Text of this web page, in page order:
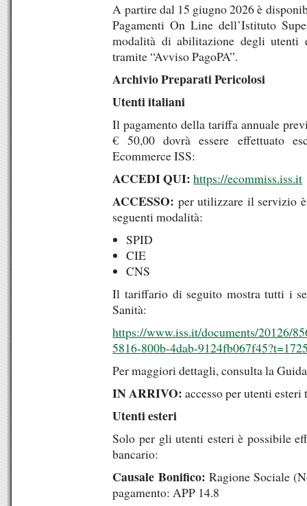
A partire dal 15 giugno 2026 è
Pagamenti On Line dell’Istituto
modalità di abilitazione degli utenti
tramite “Avviso PagoPA”.
Archivio Preparati Pericolosi
Utenti italiani
Il pagamento della tariffa annuale
€ 50,00 dovrà essere effettuato
Ecommerce ISS:
ACCEDI QUI: https://ecommiss.iss.it
ACCESSO: per utilizzare il servizio
seguenti modalità:
SPID
CIE
CNS
Il tariffario di seguito mostra tutti i
Sanità:
https://www.iss.it/documents/20126/
5816-800b-4dab-
Per maggiori dettagli, consulta la
IN ARRIVO: accesso per utenti
Utenti esteri
Solo per gli utenti esteri è possibile
bancario:
Causale Bonifico: Ragione Sociale
pagamento: APP 14.8